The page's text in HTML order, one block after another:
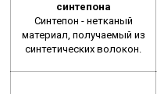
синтепона
Синтепон - нетканый
материал, получаемый из
синтетических волокон.